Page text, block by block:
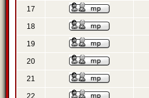
17
18
19
20
21
22